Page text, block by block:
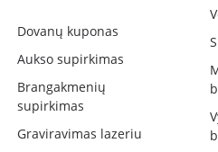
Dovanų kuponas
Aukso supirkimas
Brangakmenių
supirkimas
Graviravimas lazeriu